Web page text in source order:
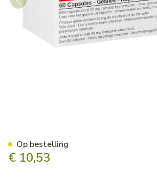
€ 10,53
Op bestelling